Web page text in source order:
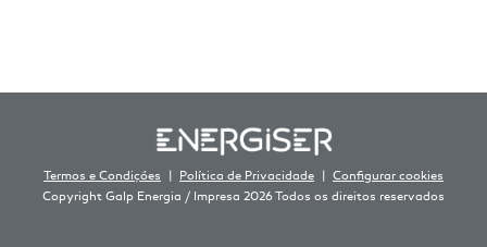
Termos e Condições Política de Privacidade
Configurar cookies
Copyright Galp Energia / Impresa 2026 Todos os direitos reservados